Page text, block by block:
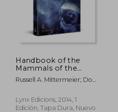
45%
dcto.
$ 2.445.328
$ 1.344.930
Handbook of the
Mammals of the
World. Volume 4: Sea
Mammals (en Inglés)
Russell A. Mittermeier; Don
Lynx Edicions, 2014, 1
Edición, Tapa Dura, Nuevo